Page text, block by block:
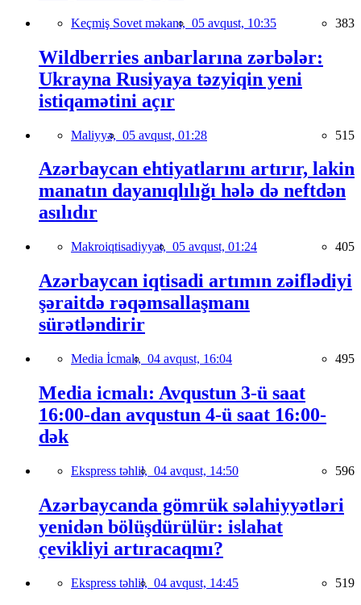
Keçmiş Sovet məkanı, 05 avqust, 10:35 383
Wildberries anbarlarına zərbələr:
Ukrayna Rusiyaya təzyiqin yeni
istiqamətini açır
Maliyyə, 05 avqust, 01:28 515
Azərbaycan ehtiyatlarını artırır, lakin
manatın dayanıqlılığı hələ də neftdən
asılıdır
Makroiqtisadiyyat, 05 avqust, 01:24 405
Azərbaycan iqtisadi artımın zəiflədiyi
şəraitdə rəqəmsallaşmanı
sürətləndirir
Media İcmalı, 04 avqust, 16:04 495
Media icmalı: Avqustun 3-ü saat
16:00-dan avqustun 4-ü saat 16:00-
dək
Ekspress təhlil, 04 avqust, 14:50 596
Azərbaycanda gömrük səlahiyyətləri
yenidən bölüşdürülür: islahat
çevikliyi artıracaqmı?
Ekspress təhlil, 04 avqust, 14:45 519